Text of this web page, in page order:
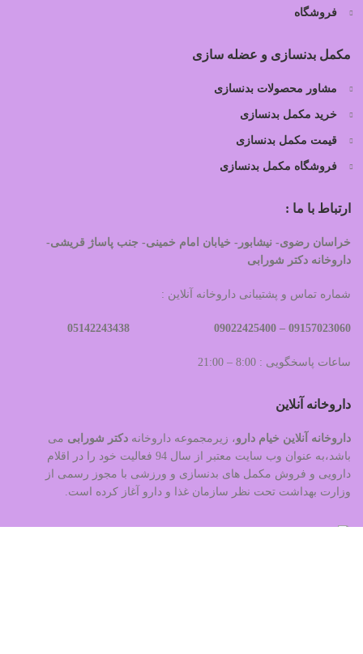
فروشگاه
مکمل بدنسازی و عضله سازی
مشاور محصولات بدنسازی
خرید مکمل بدنسازی
قیمت مکمل بدنسازی
فروشگاه مکمل بدنسازی
ارتباط با ما :
خراسان رضوی- نیشابور- خیابان امام خمینی- جنب پاساژ قریشی-
داروخانه دکتر شورابی
شماره تماس و پشتیبانی داروخانه آنلاین :
09157023060 –
ساعات پاسخگویی : 8:00 – 21:00
داروخانه آنلاین
داروخانه آنلاین خیام دارو، زیرمجموعه داروخانه دکتر شورابی می
باشد،به عنوان وب سایت معتبر از سال 94 فعالیت خود را در اقلام
دارویی و فروش مکمل های بدنسازی و ورزشی با مجوز رسمی از
وزارت بهداشت تحت نظر سازمان غذا و دارو آغاز کرده است.